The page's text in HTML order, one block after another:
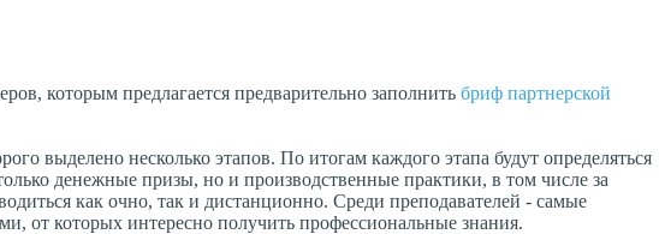
которым предлагается предварительно заполнить бриф партнерской
выделено несколько этапов. По итогам каждого этапа будут определяться
денежные призы, но и производственные практики, в том числе за
как очно, так и дистанционно. Среди преподавателей - самые
от которых интересно получить профессиональные знания.